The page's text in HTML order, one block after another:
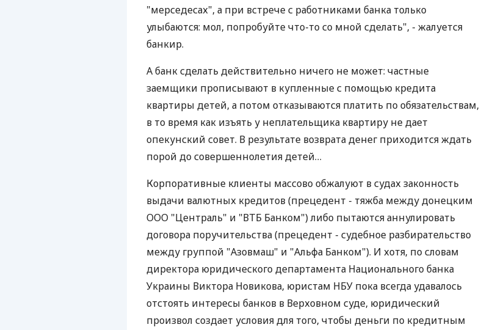
"мерседесах", а при встрече с работниками банка только
улыбаются: мол, попробуйте что-то со мной сделать", - жалуется
банкир.
А банк сделать действительно ничего не может: частные
заемщики прописывают в купленные с помощью кредита
квартиры детей, а потом отказываются платить по обязательствам,
в то время как изъять у неплательщика квартиру не дает
опекунский совет. В результате возврата денег приходится ждать
порой до совершеннолетия детей…
Корпоративные клиенты массово обжалуют в судах законность
выдачи валютных кредитов (прецедент - тяжба между донецким
ООО "Централь" и "ВТБ Банком") либо пытаются аннулировать
договора поручительства (прецедент - судебное разбирательство
между группой "Азовмаш" и "Альфа Банком"). И хотя, по словам
директора юридического департамента Национального банка
Украины Виктора Новикова, юристам НБУ пока всегда удавалось
отстоять интересы банков в Верховном суде, юридический
произвол создает условия для того, чтобы деньги по кредитным